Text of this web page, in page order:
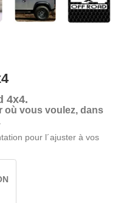
4x4.
où vous voulez, dans
pour l´ajuster à vos
INTÉRIEUR